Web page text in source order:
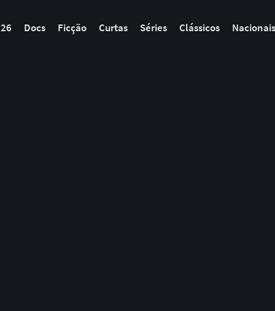
Docs Ficção Curtas Séries Clássicos Nacionais